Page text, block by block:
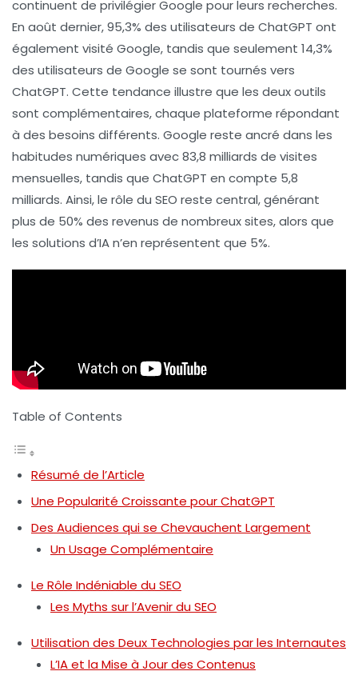
continuent de privilégierGoogle pour leurs recherches.
En août dernier,95,3% des utilisateurs de ChatGPT ont
également visité Google, tandis que seulement 14,3%
des utilisateurs de Google se sont tournés vers
ChatGPT. Cette tendance illustre que les deux outils
sont complémentaires, chaque plateforme répondant
à des besoins différents. Google reste ancré dans les
habitudes numériques avec83,8 milliards de visites
mensuelles, tandis que ChatGPT en compte 5,8
milliards. Ainsi, le rôle du SEO reste central, générant
plus de 50% des revenus de nombreux sites, alors que
les solutions d’IA n’en représentent que 5%.
Table of Contents
Résumé de l’Article
Une Popularité Croissante pour ChatGPT
Des Audiences qui se Chevauchent Largement
Un Usage Complémentaire
Le Rôle Indéniable du SEO
Les Myths sur l’Avenir du SEO
Utilisation des Deux Technologies par les Internautes
L’IA et la Mise à Jour des Contenus